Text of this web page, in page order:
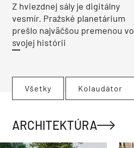
Z hviezdnej sály je digitálny
vesmír. Pražské planetárium
prešlo najväčšou premenou vo
svojej histórii
Všetky Kolaudátor
ARCHITEKTÚRA